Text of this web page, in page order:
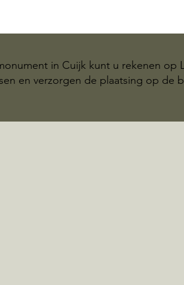
in Cuijk kunt u rekenen op
en verzorgen de plaatsing op de